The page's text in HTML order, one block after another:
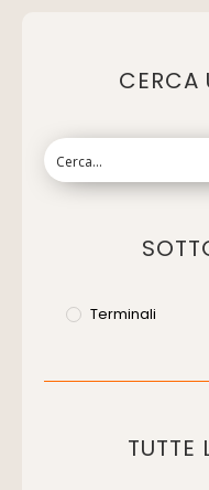
CERCA
Terminali
TUTTE